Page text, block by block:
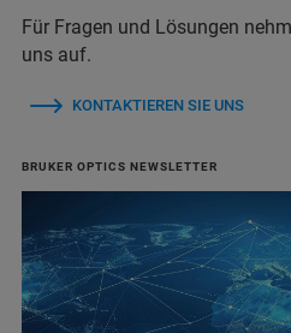
Für Fragen und Lösungen
uns auf.
KONTAKTIEREN SIE UNS
BRUKER OPTICS NEWSLETTER